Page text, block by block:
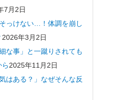
7月2日
っけない…！体調を崩し
2026年3月2日
な事」と一蹴りされても
2025年11月2日
はある？」なぜそんな反